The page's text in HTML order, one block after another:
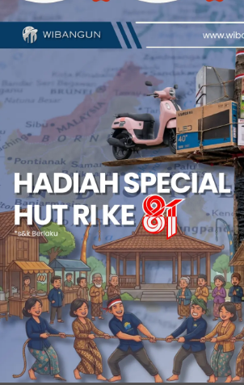
Perpaduan
tepat bagi siapa saja yang ingin